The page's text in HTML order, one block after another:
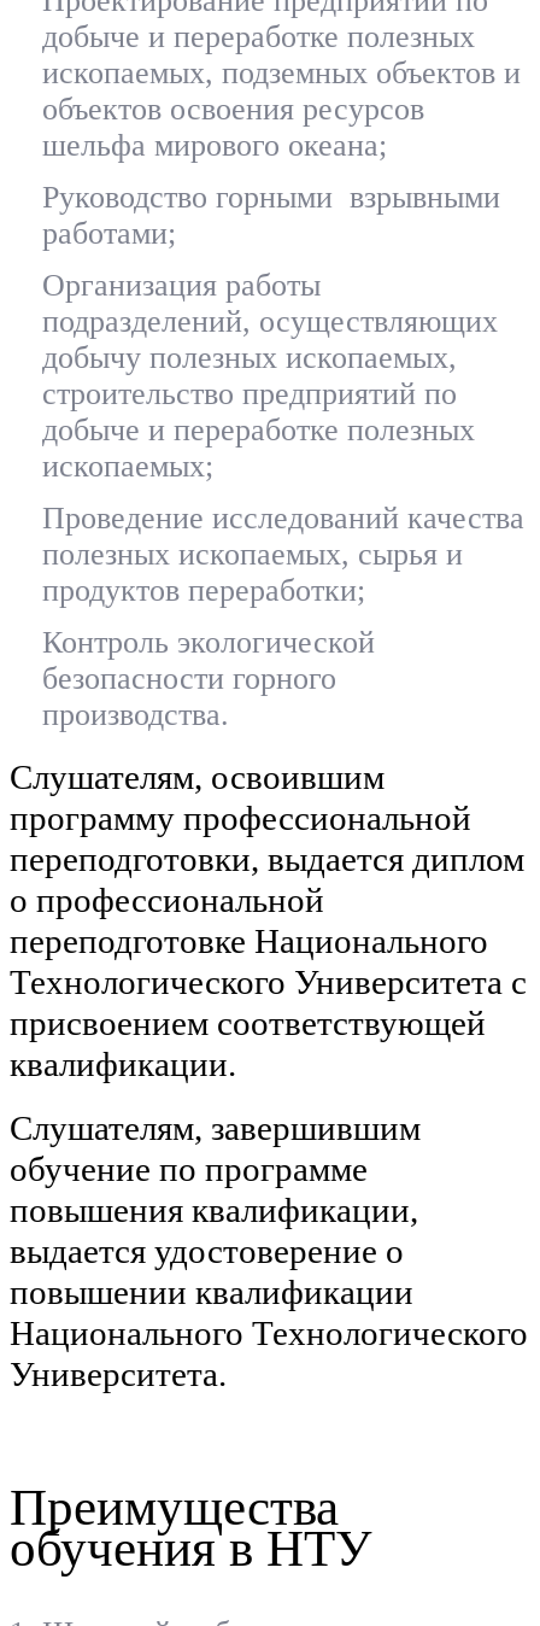
добыче и переработке полезных
ископаемых, подземных объектов и
объектов освоения ресурсов
шельфа мирового океана;
Руководство горными взрывными
работами;
Организация работы
подразделений, осуществляющих
добычу полезных ископаемых,
строительство предприятий по
добыче и переработке полезных
ископаемых;
Проведение исследований качества
полезных ископаемых, сырья и
продуктов переработки;
Контроль экологической
безопасности горного
производства.
Слушателям, освоившим
программу профессиональной
переподготовки, выдается диплом
о профессиональной
переподготовке Национального
Технологического Университета с
присвоением соответствующей
квалификации.
Слушателям, завершившим
обучение по программе
повышения квалификации,
выдается удостоверение о
повышении квалификации
Национального Технологического
Университета.
Преимущества
обучения в НТУ